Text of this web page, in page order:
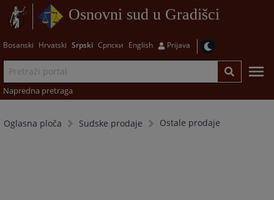
Osnovni sud u Gradišci
Bosanski Hrvatski Srpski Српски English Prijava
Napredna pretraga
Oglasna ploča Sudske prodaje Ostale prodaje